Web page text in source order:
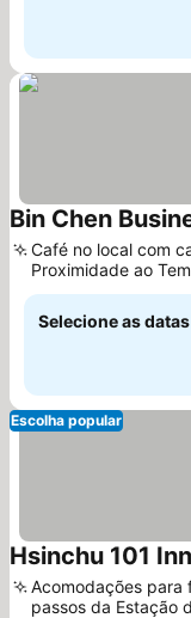
Bin Chen
Café no local com
Proximidade ao
Hsinchu
Selecione as
Escolha popular
Hsinchu 101 Inn
Acomodações para
passos da Estação